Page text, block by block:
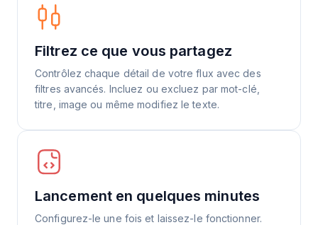
Filtrez ce que vous partagez
Contrôlez chaque détail de votre flux avec des
filtres avancés. Incluez ou excluez par mot-clé,
titre, image ou même modifiez le texte.
Lancement en quelques minutes
Configurez-le une fois et laissez-le fonctionner.